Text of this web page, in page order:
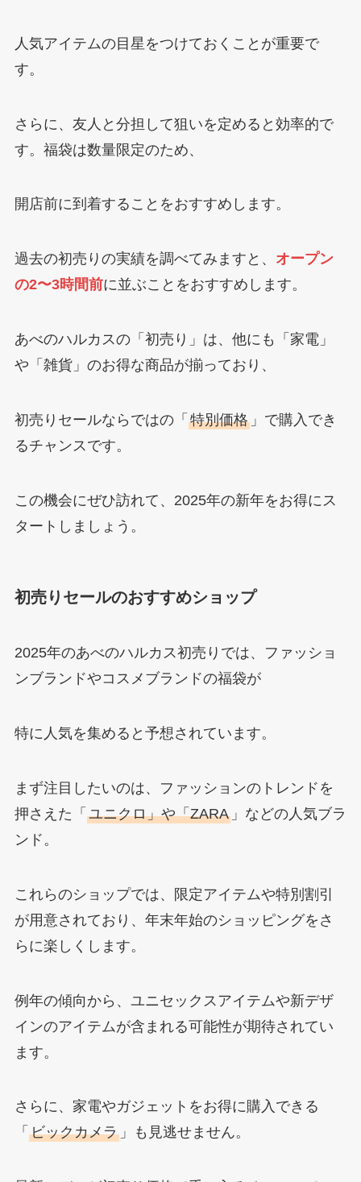
人気アイテムの目星をつけておくことが重要で
す。
さらに、友人と分担して狙いを定めると効率的で
す。福袋は数量限定のため、
開店前に到着することをおすすめします。
過去の初売りの実績を調べてみますと、 オープン
の2〜3時間前に並ぶことをおすすめします。
あべのハルカスの「初売り」は、他にも「家電」
や「雑貨」のお得な商品が揃っており、
初売りセールならではの「 特別価格」で購入でき
るチャンスです。
この機会にぜひ訪れて、2025年の新年をお得にス
タートしましょう。
初売りセールのおすすめショップ
2025年のあべのハルカス初売りでは、ファッショ
ンブランドやコスメブランドの福袋が
特に人気を集めると予想されています。
まず注目したいのは、ファッションのトレンドを
押さえた「 ユニクロ」や「ZARA」などの人気ブラ
ンド。
これらのショップでは、限定アイテムや特別割引
が用意されており、年末年始のショッピングをさ
らに楽しくします。
例年の傾向から、ユニセックスアイテムや新デザ
インのアイテムが含まれる可能性が期待されてい
ます。
さらに、家電やガジェットをお得に購入できる
「 ビックカメラ」も見逃せません。